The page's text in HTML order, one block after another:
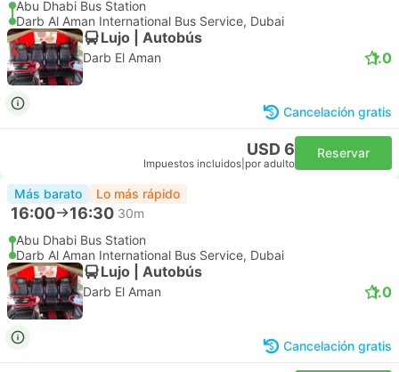
Abu Dhabi Bus Station
Darb Al Aman International Bus Service, Dubai
Lujo | Autobús
Darb El Aman 1.0
Cancelación gratis
USD 6
Impuestos incluidos por adulto
Reservar
Más barato Lo más rápido
16:00 16:30 30m
Abu Dhabi Bus Station
Darb Al Aman International Bus Service, Dubai
Lujo | Autobús
Darb El Aman 1.0
Cancelación gratis